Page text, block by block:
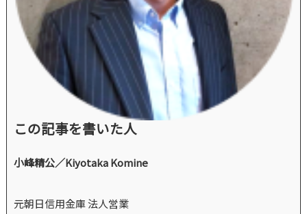
この記事を書いた人
小峰精公／Kiyotaka Komine
元朝日信用金庫 法人営業